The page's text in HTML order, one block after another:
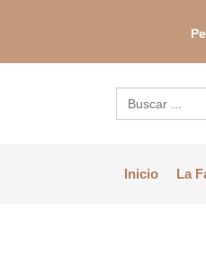
Buscar:
Inicio La